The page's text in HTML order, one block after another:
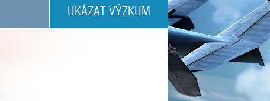
UKÁZAT VÝZKUM